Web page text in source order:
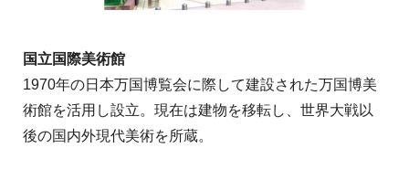
国立国際美術館
1970年の日本万国博覧会に際して建設された万国博美
術館を活用し設立。現在は建物を移転し、世界大戦以
後の国内外現代美術を所蔵。